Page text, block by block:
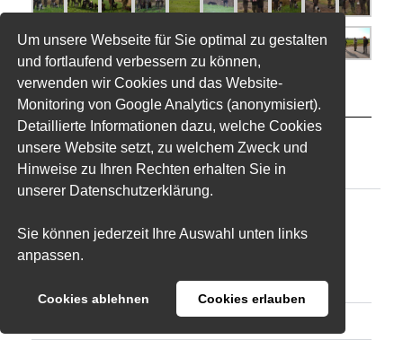
Um unsere Webseite für Sie optimal zu gestalten
und fortlaufend verbessern zu können,
verwenden wir Cookies und das Website-
Monitoring von Google Analytics (anonymisiert).
Detaillierte Informationen dazu, welche Cookies
unsere Website setzt, zu welchem Zweck und
Hinweise zu Ihren Rechten erhalten Sie in
unserer Datenschutzerklärung.
Sie können jederzeit Ihre Auswahl unten links
anpassen.
Cookies ablehnen Cookies erlauben
Bringtreueprüfung im Frühjahr 2024
Ergebniss der Btr
Ergebnisse der Zuchtschau
Verbandsjugendprüfung 2024